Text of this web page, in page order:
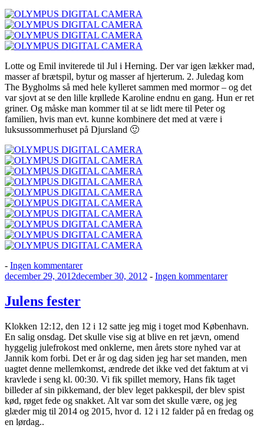
Lotte og Emil inviterede til Jul i Herning. Der var igen lækker mad,
masser af brætspil, bytur og masser af hjerterum. 2. Juledag kom
The Bygholms så med hele kylleret sammen med mormor – og det
var sjovt at se den lille krøllede Karoline endnu en gang. Hun er ret
griner. Og måske man kommer til at se lidt mere til Peter og
familien, hvis man evt. kunne kombinere det med at være i
luksussommerhuset på Djursland 🙂
- Ingen kommentarertil
Julens
Udgivet
december 29, 2012december 30, 2012 - Ingen kommentarertil
Julens fester
Klokken 12:12, den 12 i 12 satte jeg mig i toget mod København.
En salig onsdag. Det skulle vise sig at blive en ret jævn, omend
hyggelig julefrokost med onklerne, men årets store nyhed var at
Jannik kom forbi. Det er år og dag siden jeg har set manden, men
uagtet denne mellemkomst, ændrede det ikke ved det faktum at vi
kravlede i seng kl. 00:30. Vi fik spillet memory, Hans fik taget
billeder af sin pikkemand, der blev leget pakkespil, der blev spist
kød, røget fede og snakket. Alt var som det skulle være, og jeg
glæder mig til 2014 og 2015, hvor d. 12 i 12 falder på en fredag og
en lørdag..